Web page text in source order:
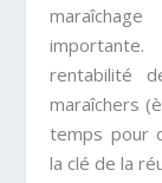
importante.
rentabilité
maraîchers
temps pour
la clé de la